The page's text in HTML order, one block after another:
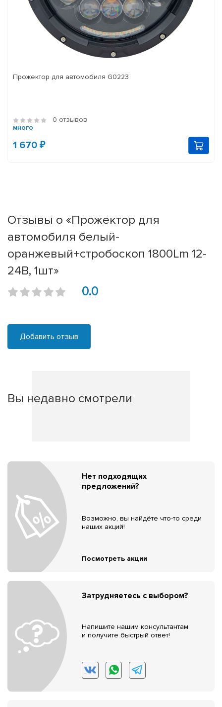
Прожектор для автомобиля G0223
0 отзывов
много
1 670 ₽
Отзывы о «Прожектор для
автомобиля белый-
оранжевый+стробоскоп 1800Lm 12-
24В, 1шт»
0.0
Добавить отзыв
Вы недавно смотрели
Нет подходящих
предложений?
Возможно, вы найдёте что-то среди
наших акций!
Посмотреть акции
Затрудняетесь с выбором?
Напишите нашим консультантам
и получите быстрый ответ!